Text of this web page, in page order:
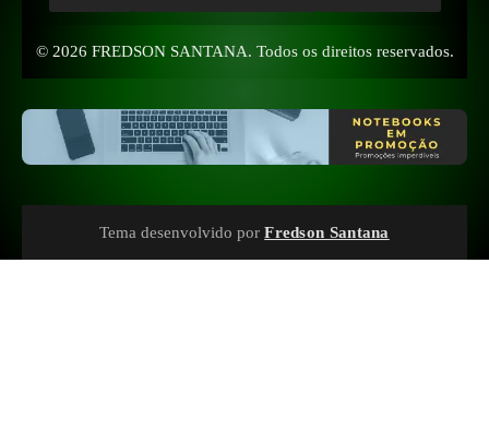
© 2026 FREDSON SANTANA. Todos os direitos reservados.
Tema desenvolvido por Fredson Santana